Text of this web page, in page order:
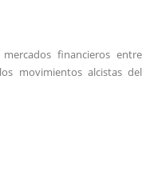
financieros entre
movimientos alcistas del